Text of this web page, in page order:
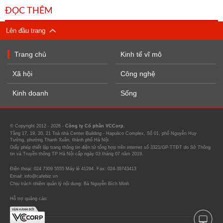
ĐỌC THÊM
Lên đầu trang
Trang chủ
Xã hội
Kinh doanh
Kinh tế vĩ mô
Công nghệ
Sống
© Copyright 2012 - 2026 - Công ty Cổ phần VCCorp.
Tầng 17, 19, 20, 21 Toà nhà Center Building - Hapulico Complex, Số 01, phố Nguyễn Huy
Tưởng, phường Thanh Xuân, thành phố Hà Nội
Giấy phép thiết lập trang thông tin điện tử tổng hợp trên internet số 3321/GP-TTĐT do Sở Thông
tin và Truyền thông TP Hà Nội cấp ngày 03 tháng 07 năm 2019.
Điện thoại: 024 7309 5555 Máy lẻ 41294. Fax: 024-39743413
Email: info@cafebiz.vn
Chịu trách nhiệm quản lý nội dung: Bà Nguyễn Bích Minh
Hỗ trợ quảng cáo: